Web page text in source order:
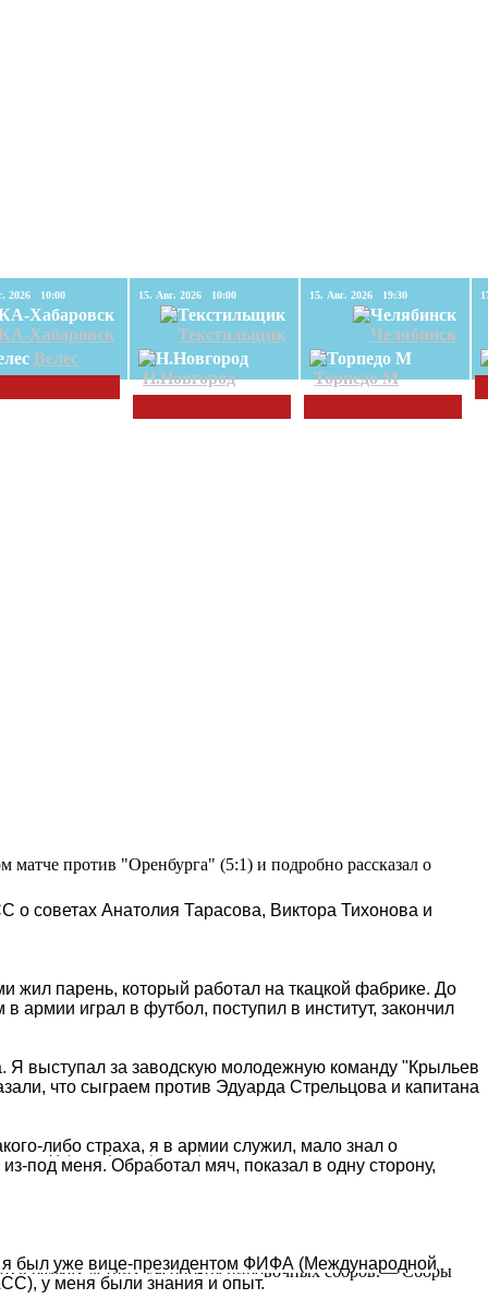
15. Авг. 2026 10:00
Хабаровск
Велес
15. Авг. 2026 10:00
Текстильщик
Н.Новгород
15. Авг. 2026 19:30
Челябинск
Торпедо М
матче против "Оренбурга" (5:1) и подробно рассказал о
самарского клуба, а также откровенно высказался о
вода, которой тушили, как часто и...
в рамках летних учебно-тренировочных сборов.— Сборы
о советах Анатолия Тарасова, Виктора Тихонова и
жил парень, который работал на ткацкой фабрике. До
играл в футбол, поступил в институт, закончил
Я выступал за заводскую молодежную команду "Крыльев
что сыграем против Эдуарда Стрельцова и капитана
либо страха, я в армии служил, мало знал о
под меня. Обработал мяч, показал в одну сторону,
я был уже вице-президентом ФИФА (Международной
у меня были знания и опыт.